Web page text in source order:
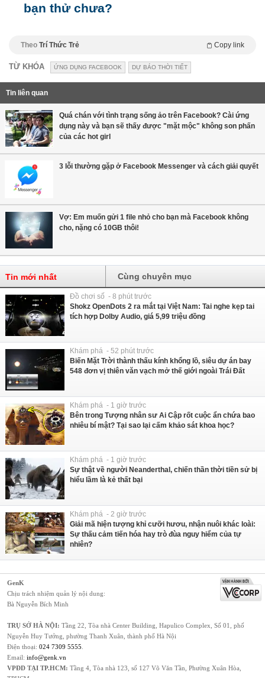
bạn thử chưa?
Theo Trí Thức Trẻ Copy link
TỪ KHÓA ỨNG DỤNG FACEBOOK DỰ BÁO THỜI TIẾT
Tin liên quan
Quá chán với tình trạng sống ảo trên Facebook? Cài ứng
dụng này và bạn sẽ thấy được "mặt mộc" không son phấn
của các hot girl
3 lỗi thường gặp ở Facebook Messenger và cách giải quyết
Vợ: Em muốn gửi 1 file nhỏ cho bạn mà Facebook không
cho, nặng có 10GB thôi!
Tin mới nhất Cùng chuyên mục
Đồ chơi số - 8 phút trước
Shokz OpenDots 2 ra mắt tại Việt Nam: Tai nghe kẹp tai
tích hợp Dolby Audio, giá 5,99 triệu đồng
Khám phá - 52 phút trước
Biến Mặt Trời thành thấu kính khổng lồ, siêu dự án bay
548 đơn vị thiên văn vạch mở thế giới ngoài Trái Đất
Khám phá - 1 giờ trước
Bên trong Tượng nhân sư Ai Cập rốt cuộc ẩn chứa bao
nhiêu bí mật? Tại sao lại cấm khảo sát khoa học?
Khám phá - 1 giờ trước
Sự thật về người Neanderthal, chiến thần thời tiền sử bị
hiểu lầm là kẻ thất bại
Khám phá - 2 giờ trước
Giải mã hiện tượng khỉ cưỡi hươu, nhận nuôi khác loài:
Sự thấu cảm tiến hóa hay trò đùa nguy hiểm của tự
nhiên?
GenK
Chịu trách nhiệm quản lý nội dung:
Bà Nguyễn Bích Minh
TRỤ SỞ HÀ NỘI: Tầng 22, Tòa nhà Center Building, Hapulico Complex, Số 01, phố
Nguyễn Huy Tưởng, phường Thanh Xuân, thành phố Hà Nội
Điện thoại: 024 7309 5555
Email: info@genk.vn
VPĐD TẠI TP.HCM: Tầng 4, Tòa nhà 123, số 127 Võ Văn Tần, Phường Xuân Hòa,